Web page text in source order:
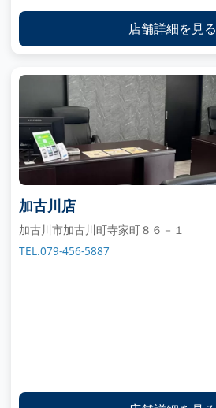
店舗詳細を見る
加古川店
加古川市加古川町寺家町８６－１
TEL.079-456-5887